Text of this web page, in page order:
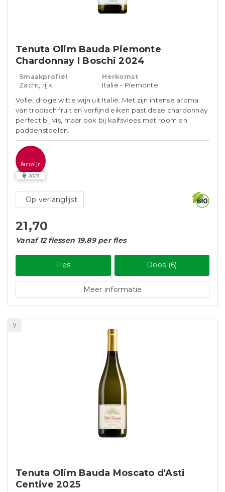
Tenuta Olim Bauda Piemonte
Chardonnay I Boschi 2024
Smaakprofiel
Zacht, rijk
Herkomst
Italië - Piemonte
Volle, droge witte wijn uit Italië. Met zijn intense aroma
van tropisch fruit en verfijnd eiken past deze chardonnay
perfect bij vis, maar ook bij kalfsvlees met room en
paddenstoelen.
Perswijn
2023
Op verlanglijst
21,70
Vanaf 12 flessen 19,89 per fles
Fles Doos (6)
Meer informatie
7
Tenuta Olim Bauda Moscato d'Asti
Centive 2025